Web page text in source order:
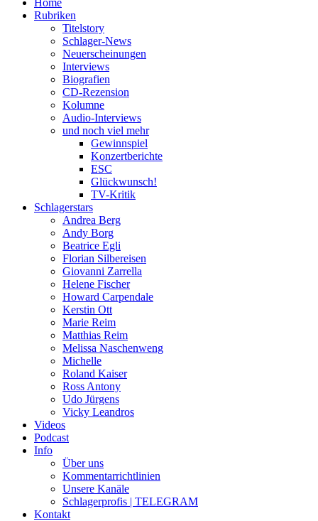
Home
Rubriken
Titelstory
Schlager-News
Neuerscheinungen
Interviews
Biografien
CD-Rezension
Kolumne
Audio-Interviews
und noch viel mehr
Gewinnspiel
Konzertberichte
ESC
Glückwunsch!
TV-Kritik
Schlagerstars
Andrea Berg
Andy Borg
Beatrice Egli
Florian Silbereisen
Giovanni Zarrella
Helene Fischer
Howard Carpendale
Kerstin Ott
Marie Reim
Matthias Reim
Melissa Naschenweng
Michelle
Roland Kaiser
Ross Antony
Udo Jürgens
Vicky Leandros
Videos
Podcast
Info
Über uns
Kommentarrichtlinien
Unsere Kanäle
Schlagerprofis | TELEGRAM
Kontakt